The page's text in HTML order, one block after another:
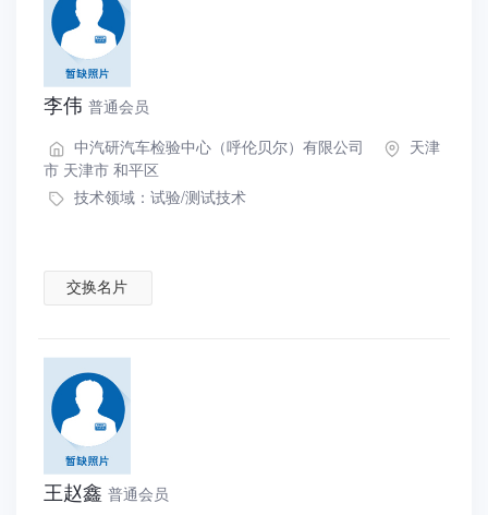
李伟 普通会员
中汽研汽车检验中心（呼伦贝尔）有限公司
天津
市 天津市 和平区
技术领域： 试验/测试技术
交换名片
王赵鑫 普通会员